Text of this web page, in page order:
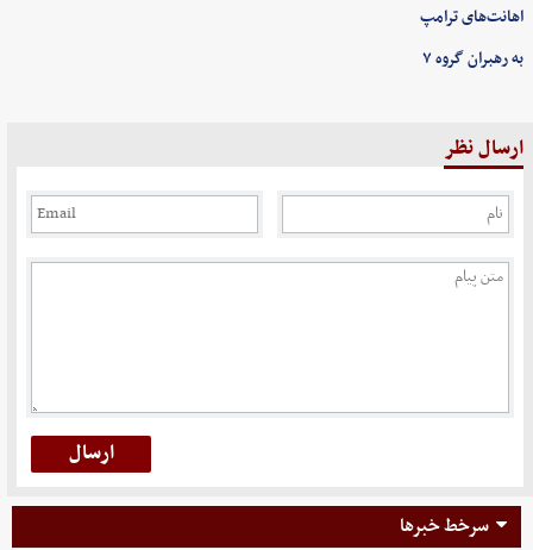
اهانت‌های ترامپ
به رهبران گروه ۷
ارسال نظر
سرخط خبرها